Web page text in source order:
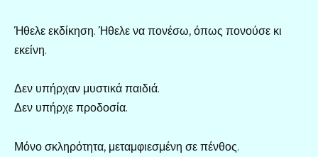
Ήθελε εκδίκηση. Ήθελε να πονέσω, όπως πονούσε κι
εκείνη.
Δεν υπήρχαν μυστικά παιδιά.
Δεν υπήρχε προδοσία.
Μόνο σκληρότητα, μεταμφιεσμένη σε πένθος.